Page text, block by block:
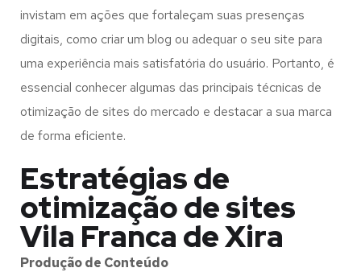
invistam em ações que fortaleçam suas presenças
digitais, como criar um blog ou adequar o seu site para
uma experiência mais satisfatória do usuário. Portanto, é
essencial conhecer algumas das principais técnicas de
otimização de sites do mercado e destacar a sua marca
de forma eficiente.
Estratégias de
otimização de sites
Vila Franca de Xira
Produção de Conteúdo